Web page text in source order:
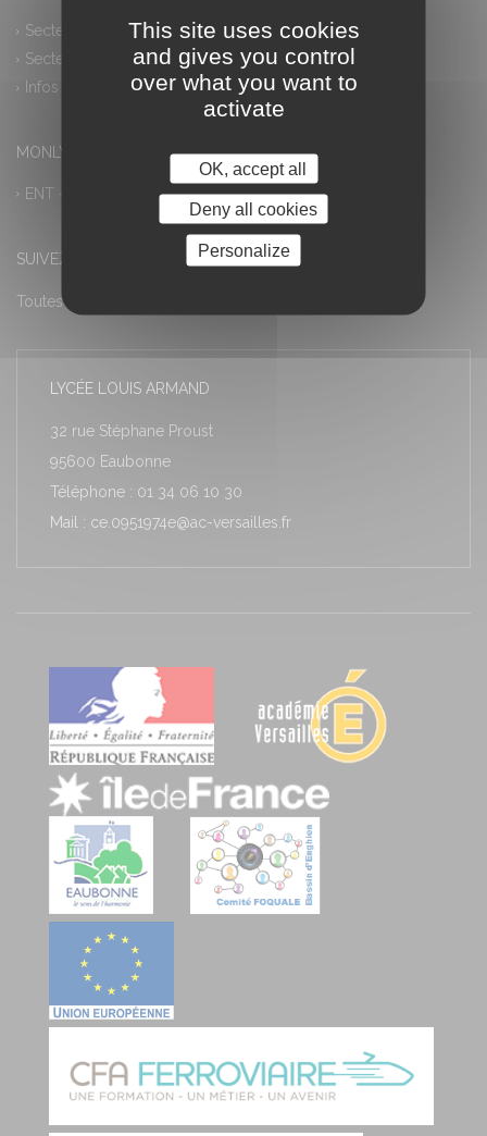
Secteur industriel
Secteur tertiaire
Infos pratiques
MONLYCEE.NET (ENT) – PRONOTE
ENT – Accès à PRONOTE
SUIVEZ-NOUS
Toutes les actualités
LYCÉE LOUIS ARMAND
32 rue Stéphane Proust
95600 Eaubonne
Téléphone : 01 34 06 10 30
Mail : ce.0951974e@ac-versailles.fr
This site uses cookies
and gives you control
over what you want to
activate
OK, accept all
Deny all cookies
Personalize